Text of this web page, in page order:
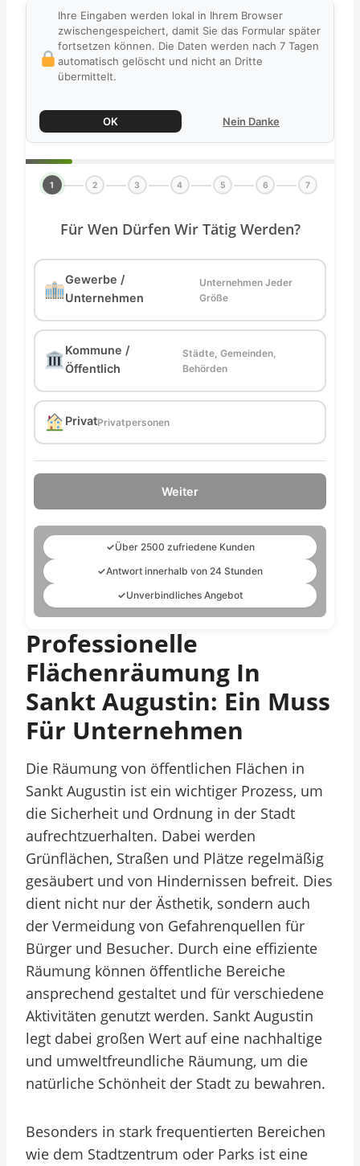
Ihre Eingaben werden lokal in Ihrem Browser
zwischengespeichert, damit Sie das Formular später
fortsetzen können. Die Daten werden nach 7 Tagen
automatisch gelöscht und nicht an Dritte
übermittelt.
OK Nein Danke
1 2 3 4 5 6 7
Für Wen Dürfen Wir Tätig Werden?
Gewerbe /
Unternehmen
Unternehmen Jeder
Größe
Kommune /
Öffentlich
Städte, Gemeinden,
Behörden
PrivatPrivatpersonen
Weiter
✓Über 2500 zufriedene Kunden
✓Antwort innerhalb von 24 Stunden
✓Unverbindliches Angebot
Professionelle
Flächenräumung In
Sankt Augustin: Ein Muss
Für Unternehmen
Die Räumung von öffentlichen Flächen in
Sankt Augustin ist ein wichtiger Prozess, um
die Sicherheit und Ordnung in der Stadt
aufrechtzuerhalten. Dabei werden
Grünflächen, Straßen und Plätze regelmäßig
gesäubert und von Hindernissen befreit. Dies
dient nicht nur der Ästhetik, sondern auch
der Vermeidung von Gefahrenquellen für
Bürger und Besucher. Durch eine effiziente
Räumung können öffentliche Bereiche
ansprechend gestaltet und für verschiedene
Aktivitäten genutzt werden. Sankt Augustin
legt dabei großen Wert auf eine nachhaltige
und umweltfreundliche Räumung, um die
natürliche Schönheit der Stadt zu bewahren.
Besonders in stark frequentierten Bereichen
wie dem Stadtzentrum oder Parks ist eine